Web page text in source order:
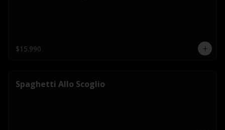
$15.990
Spaghetti Allo Scoglio